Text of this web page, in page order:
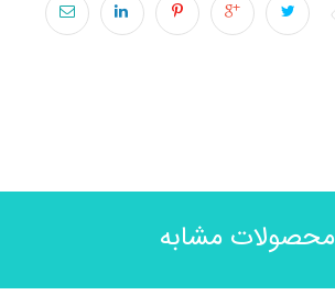
محصولات مشابه